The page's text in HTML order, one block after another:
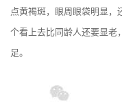
点黄褐斑，眼周眼袋明显
个看上去比同龄人还要显老
足。